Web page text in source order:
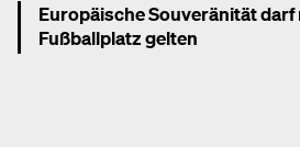
Europäische Souveränität darf
Fußballplatz gelten